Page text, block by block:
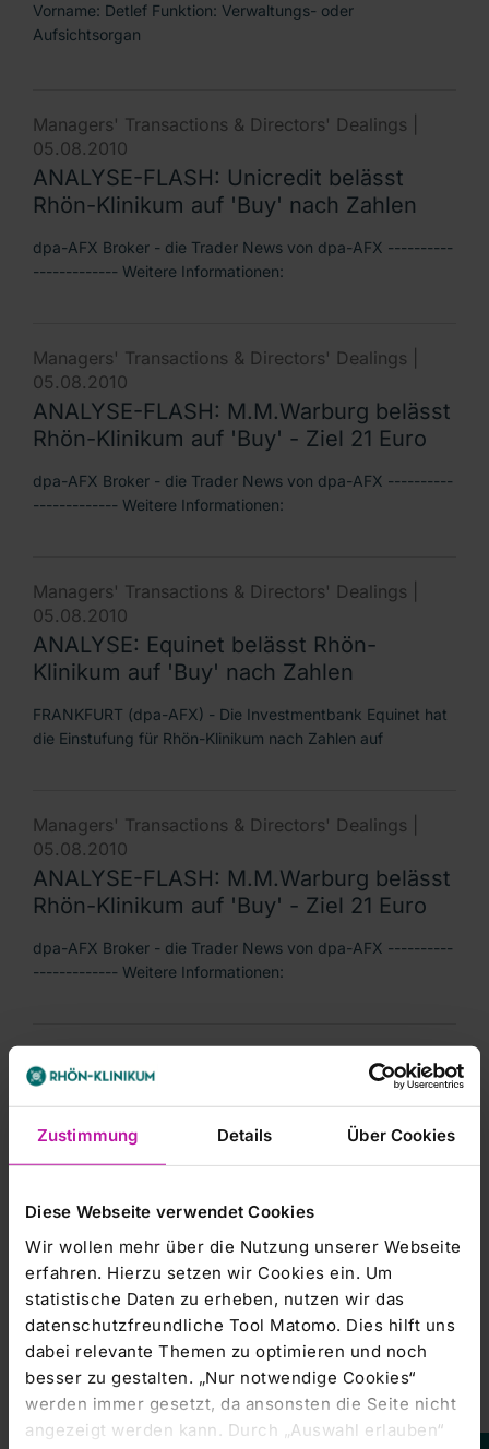
Zustimmung Details Über Cookies
Diese Webseite verwendet Cookies
Wir wollen mehr über die Nutzung unserer Webseite
erfahren. Hierzu setzen wir Cookies ein. Um
statistische Daten zu erheben, nutzen wir das
datenschutzfreundliche Tool Matomo. Dies hilft uns
dabei relevante Themen zu optimieren und noch
besser zu gestalten. „Nur notwendige Cookies“
werden immer gesetzt, da ansonsten die Seite nicht
angezeigt werden kann. Durch „Auswahl erlauben“
Vorname: Detlef Funktion: Verwaltungs- oder
Aufsichtsorgan
Managers' Transactions & Directors' Dealings |
05.08.2010
ANALYSE-FLASH: Unicredit belässt
Rhön-Klinikum auf 'Buy' nach Zahlen
dpa-AFX Broker - die Trader News von dpa-AFX ----------
------------- Weitere Informationen:
Managers' Transactions & Directors' Dealings |
05.08.2010
ANALYSE-FLASH: M.M.Warburg belässt
Rhön-Klinikum auf 'Buy' - Ziel 21 Euro
dpa-AFX Broker - die Trader News von dpa-AFX ----------
------------- Weitere Informationen:
Managers' Transactions & Directors' Dealings |
05.08.2010
ANALYSE: Equinet belässt Rhön-
Klinikum auf 'Buy' nach Zahlen
FRANKFURT (dpa-AFX) - Die Investmentbank Equinet hat
die Einstufung für Rhön-Klinikum nach Zahlen auf
Managers' Transactions & Directors' Dealings |
05.08.2010
ANALYSE-FLASH: M.M.Warburg belässt
Rhön-Klinikum auf 'Buy' - Ziel 21 Euro
dpa-AFX Broker - die Trader News von dpa-AFX ----------
------------- Weitere Informationen:
Managers' Transactions & Directors' Dealings |
05.08.2010
ANALYSE: Equinet belässt Rhön-
Klinikum auf 'Buy' nach Zahlen
von dpa-AFX -----------------------
Managers' Transactions & Directors' Dealings |
05.08.2010
ANALYSE-FLASH: UBS belässt Rhön-
Klinikum nach Zahlen auf 'Buy' - Ziel 21
Euro
dpa-AFX Broker - die Trader News von dpa-AFX ----------